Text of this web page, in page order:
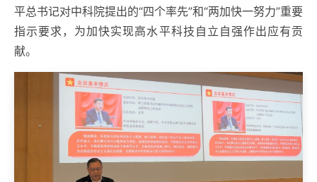
平总书记对中科院提出的“四个率先”和“两加快一努力”重要
指示要求，为加快实现高水平科技自立自强作出应有贡
献。